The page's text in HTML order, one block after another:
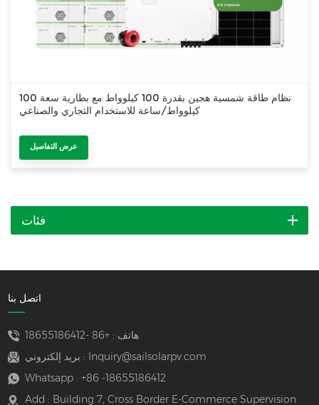
نظام طاقة شمسية هجين بقدرة 100 كيلوواط مع بطارية سعة 100
كيلوواط/ساعة للاستخدام التجاري والصناعي
عرض التفاصيل
فئات
اتصل بنا
هاتف :+86 -18655186412
بريد إلكتروني :
Inquiry@sailsolarpv.com
Whatsapp : +86 -18655186412
Add : Building 7, Cross Border E-Commerce Supervision